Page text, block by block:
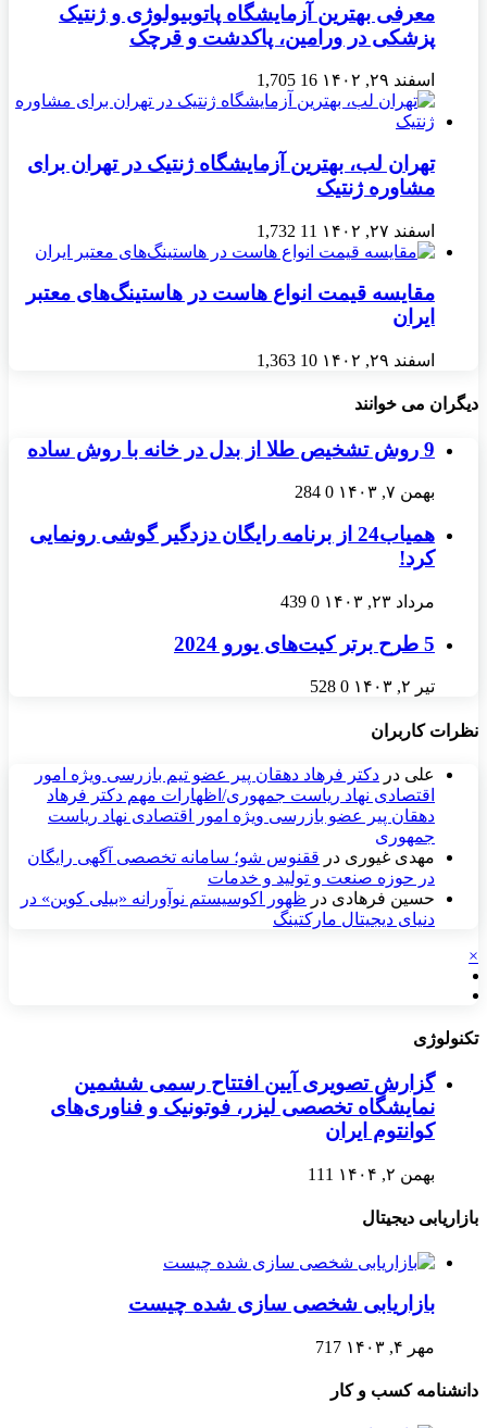
معرفی بهترین آزمایشگاه پاتوبیولوژی و ژنتیک
پزشکی در ورامین، پاکدشت و قرچک
اسفند ۲۹, ۱۴۰۲ 16
1,705
تهران لب، بهترین آزمایشگاه ژنتیک در تهران برای
مشاوره ژنتیک
اسفند ۲۷, ۱۴۰۲ 11
1,732
مقایسه قیمت انواع هاست در هاستینگ‌های معتبر
ایران
اسفند ۲۹, ۱۴۰۲ 10
1,363
دیگران می خوانند
9 روش تشخیص طلا از بدل در خانه با روش ساده
بهمن ۷, ۱۴۰۳ 0
284
همیاب24 از برنامه رایگان دزدگیر گوشی رونمایی
کرد!
مرداد ۲۳, ۱۴۰۳ 0
439
5 طرح برتر کیت‌های یورو 2024
تیر ۲, ۱۴۰۳ 0
528
نظرات کاربران
علی در دکتر فرهاد دهقان پیر عضو تيم بازرسی ويژه امور
اقتصادی نهاد رياست جمهوری/اظهارات مهم دکتر فرهاد
دهقان پیر عضو بازرسی ویژه امور اقتصادی نهاد ریاست
جمهوری
مهدی غیوری در ققنوس شو؛ سامانه تخصصی آگهی رایگان
در حوزه صنعت و تولید و خدمات
حسین فرهادی در ظهور اکوسیستم نوآورانه «بیلی کوین» در
دنیای دیجیتال مارکتینگ
×
تکنولوژی
گزارش تصویری آیین افتتاح رسمی ششمین
نمایشگاه تخصصی لیزر، فوتونیک و فناوری‌های
کوانتوم ایران
بهمن ۲, ۱۴۰۴ 111
بازاریابی دیجیتال
بازاریابی شخصی سازی شده چیست
مهر ۴, ۱۴۰۳ 717
دانشنامه کسب و کار